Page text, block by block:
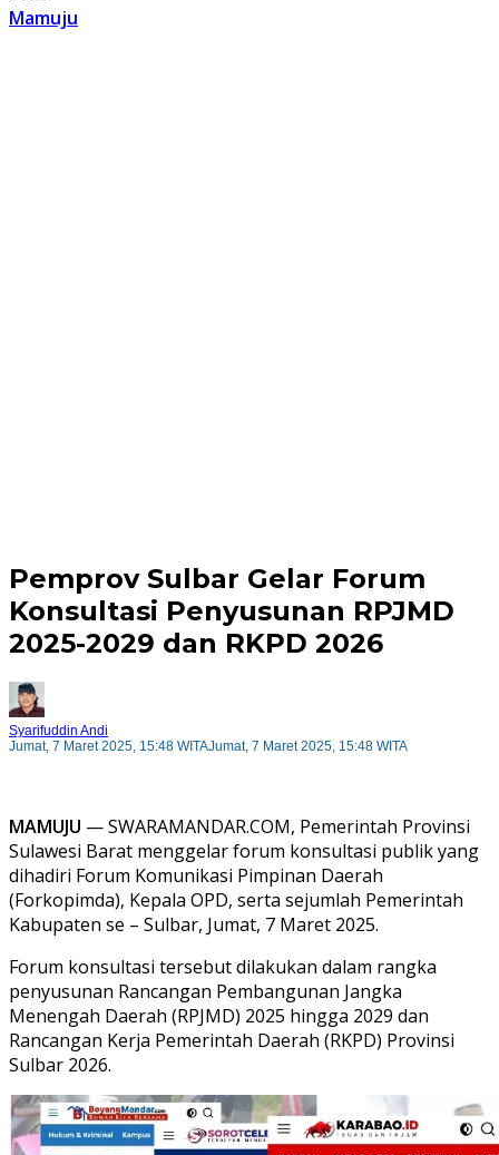
Mamuju
Pemprov Sulbar Gelar Forum
Konsultasi Penyusunan RPJMD
2025-2029 dan RKPD 2026
Syarifuddin Andi
Jumat, 7 Maret 2025, 15:48 WITAJumat, 7 Maret 2025, 15:48 WITA
MAMUJU — SWARAMANDAR.COM, Pemerintah Provinsi
Sulawesi Barat menggelar forum konsultasi publik yang
dihadiri Forum Komunikasi Pimpinan Daerah
(Forkopimda), Kepala OPD, serta sejumlah Pemerintah
Kabupaten se – Sulbar, Jumat, 7 Maret 2025.
Forum konsultasi tersebut dilakukan dalam rangka
penyusunan Rancangan Pembangunan Jangka
Menengah Daerah (RPJMD) 2025 hingga 2029 dan
Rancangan Kerja Pemerintah Daerah (RKPD) Provinsi
Sulbar 2026.